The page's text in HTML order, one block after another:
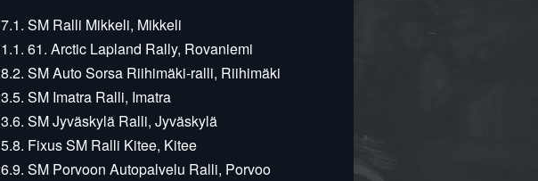
SM Ralli Mikkeli, Mikkeli
61. Arctic Lapland Rally, Rovaniemi
SM Auto Sorsa Riihimäki-ralli, Riihimäki
SM Imatra Ralli, Imatra
SM Jyväskylä Ralli, Jyväskylä
Fixus SM Ralli Kitee, Kitee
SM Porvoon Autopalvelu Ralli, Porvoo